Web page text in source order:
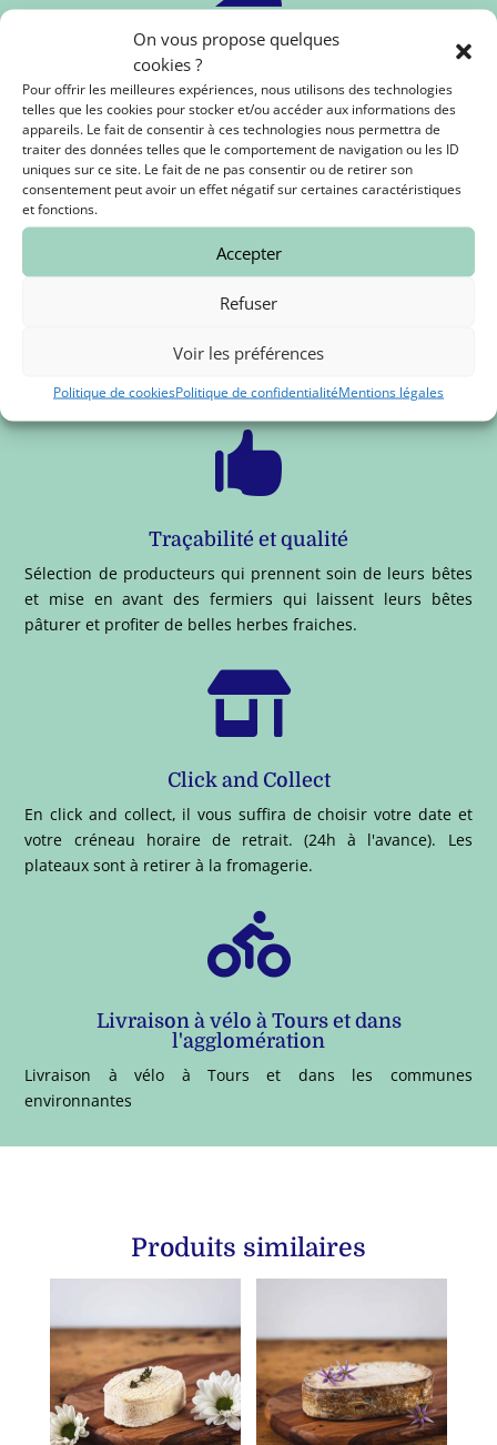
On vous propose quelques
cookies ?
Pour offrir les meilleures expériences, nous utilisons des technologies
telles que les cookies pour stocker et/ou accéder aux informations des
appareils. Le fait de consentir à ces technologies nous permettra de
traiter des données telles que le comportement de navigation ou les ID
uniques sur ce site. Le fait de ne pas consentir ou de retirer son
consentement peut avoir un effet négatif sur certaines caractéristiques
et fonctions.
Accepter
Refuser
Voir les préférences
Politique de cookiesPolitique de confidentialitéMentions légales
Commandes sur mesure
Plateaux, fromages à la pièce, n'hésitez pas à nous solliciter
pour vos événements (mariages, soirées, séminaires
d'entreprises ...).

Payez en toute sécurité par carte Bleue, Visa et Mastercard
avec notre plateforme bancaire STRIPE.

Traçabilité et qualité
Sélection de producteurs qui prennent soin de leurs bêtes
et mise en avant des fermiers qui laissent leurs bêtes
pâturer et profiter de belles herbes fraiches.

Click and Collect
En click and collect, il vous suffira de choisir votre date et
votre créneau horaire de retrait. (24h à l'avance). Les
plateaux sont à retirer à la fromagerie.

Livraison à vélo à Tours et dans
l'agglomération
Livraison à vélo à Tours et dans les communes
environnantes
Produits similaires